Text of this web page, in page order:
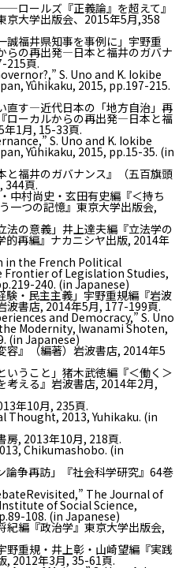
ロールズ『正義論』を超えて』
京大学出版会、2015年5月,358
誠福井県知事を事例に」宇野重
らの再出発—日本と福井のガバナ
215頁.
S. Uno and K. Iokibe
, Yûhikaku, 2015, pp.197-215.
直す—近代日本の「地方自治」再
ローカルからの再出発—日本と福
年1月, 15-33頁.
S. Uno and K. Iokibe
, Yûhikaku, 2015, pp.15-35. (in
と福井のガバナンス』（五百旗頭
344頁.
中村尚史・玄田有史編『＜持ち
一つの記憶』東京大学出版会,
法の意義」井上達夫編『立法学の
再編』ナカニシヤ出版, 2014年
in the French Political
Frontier of Legislation Studies,
240. (in Japanese)
験・民主主義」宇野重規編『岩波
書店, 2014年5月, 177-199頁.
and Democracy,” S. Uno
Modernity, Iwanami Shoten,
(in Japanese)
』（編著）岩波書店, 2014年5
いうこと」猪木武徳編『＜働く＞
える』岩波書店, 2014年2月,
年10月, 235頁.
Thought, 2013, Yuhikaku. (in
房, 2013年10月, 218頁.
Chikumashobo. (in
論争再訪」『社会科学研究』64巻
The Journal of
of Social Science,
108. (in Japanese)
紀編『政治学』東京大学出版会,
野重規・井上彰・山崎望編『実践
, 2012年3月, 35-61頁.